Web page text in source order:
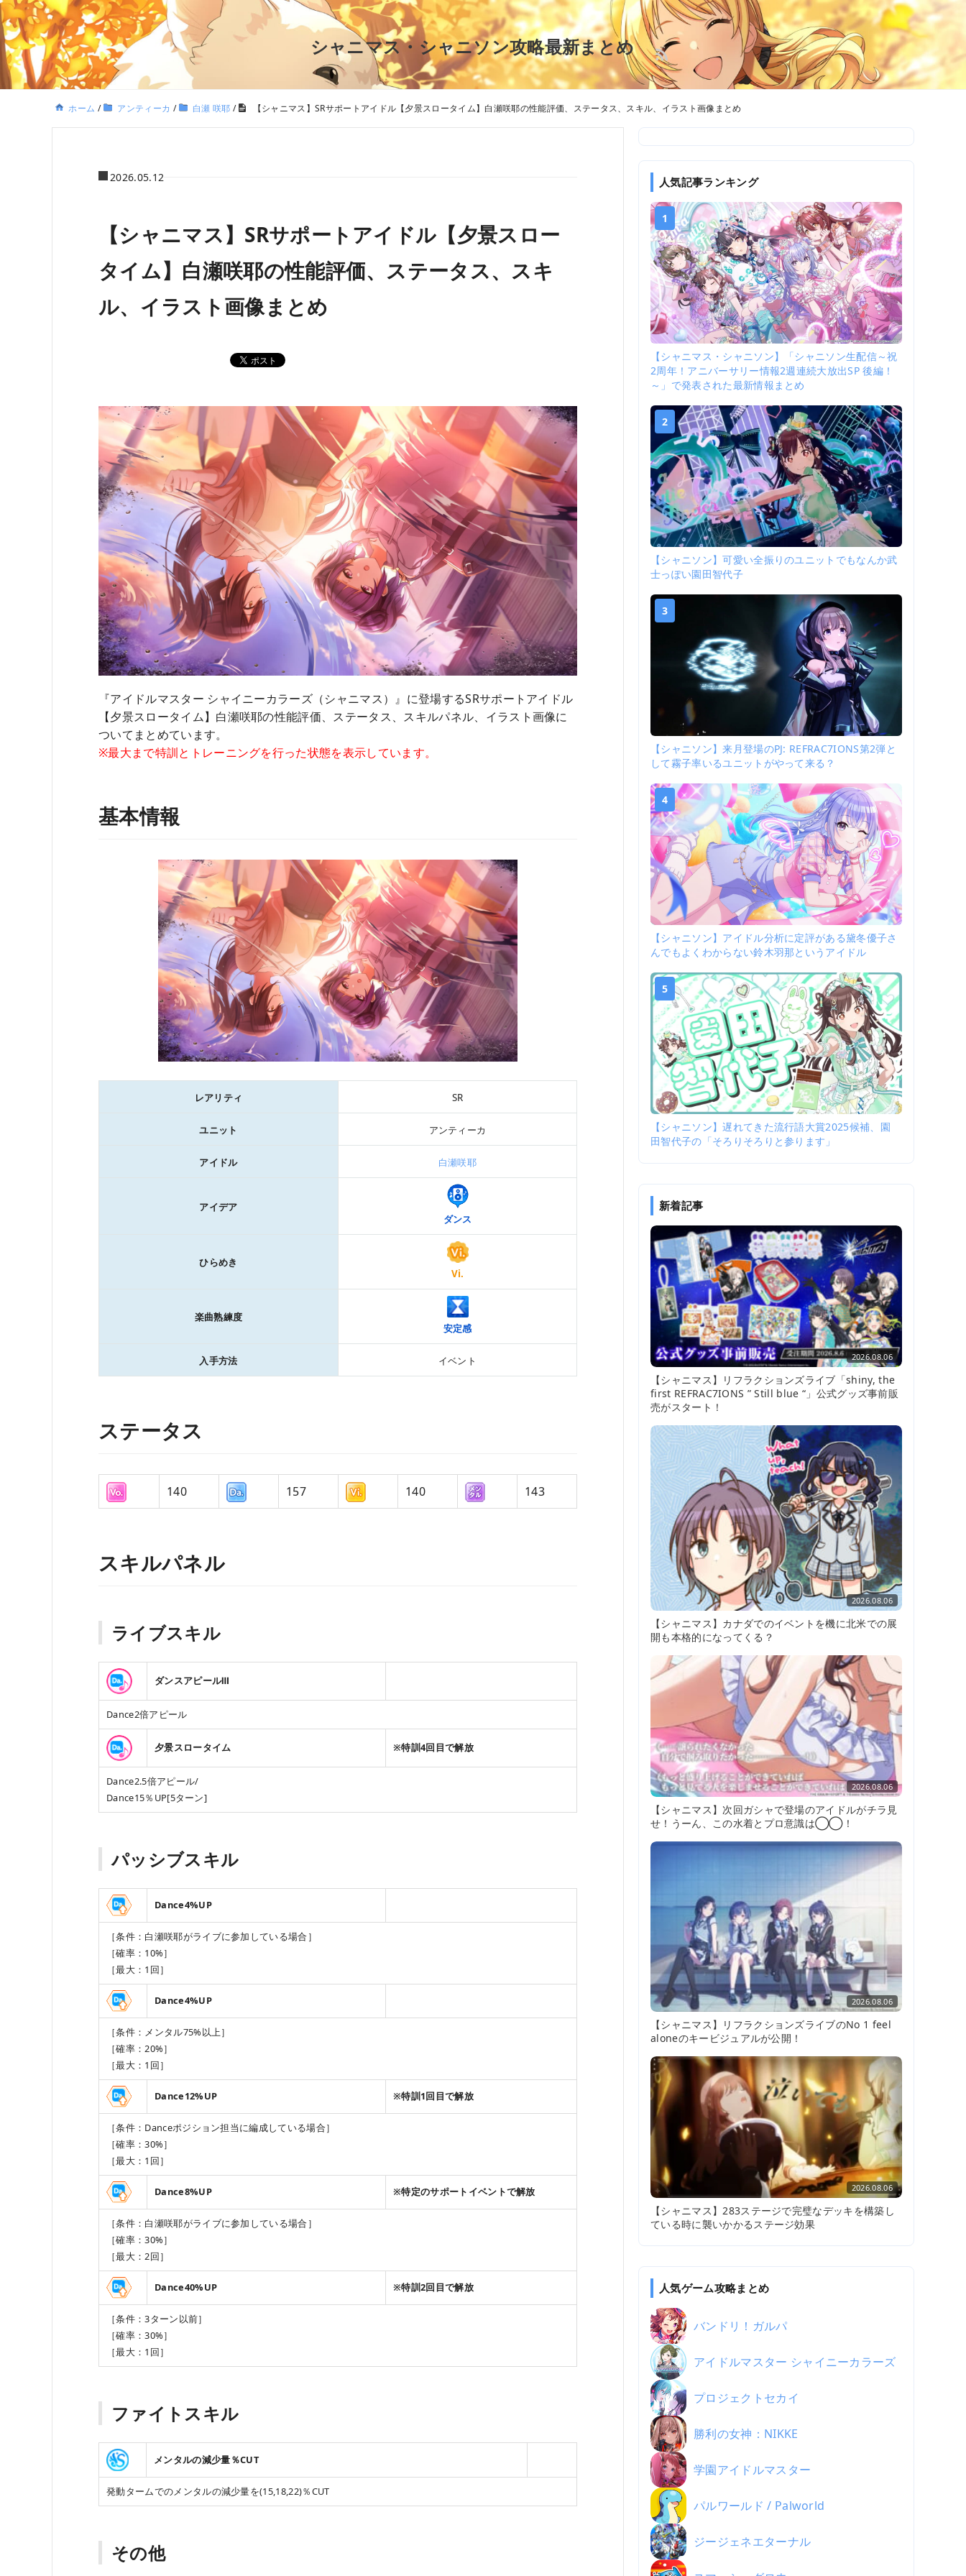
シャニマス・シャニソン攻略最新まとめ
ホーム / アンティーカ / 白瀬 咲耶 / 【シャニマス】SRサポートアイドル【夕景スロータイム】白瀬咲耶の性能評価、ステータス、スキル、イラスト画像まとめ
2026.05.12
【シャニマス】SRサポートアイドル【夕景スロー
タイム】白瀬咲耶の性能評価、ステータス、スキ
ル、イラスト画像まとめ
『アイドルマスター シャイニーカラーズ（シャニマス）』に登場するSRサポートアイドル
【夕景スロータイム】白瀬咲耶の性能評価、ステータス、スキルパネル、イラスト画像に
ついてまとめています。
※最大まで特訓とトレーニングを行った状態を表示しています。
基本情報
レアリティ SR
ユニット アンティーカ
アイドル 白瀬咲耶
アイデア
ダンス
ひらめき
Vi.
楽曲熟練度
安定感
入手方法 イベント
ステータス
140 157 140 143
スキルパネル
ライブスキル
ダンスアピールⅢ
Dance2倍アピール
夕景スロータイム ※特訓4回目で解放
Dance2.5倍アピール/
Dance15％UP[5ターン]
パッシブスキル
Dance4%UP
［条件：白瀬咲耶がライブに参加している場合］
［確率：10%］
［最大：1回］
Dance4%UP
［条件：メンタル75%以上］
［確率：20%］
［最大：1回］
Dance12%UP ※特訓1回目で解放
［条件：Danceポジション担当に編成している場合］
［確率：30%］
［最大：1回］
Dance8%UP ※特定のサポートイベントで解放
［条件：白瀬咲耶がライブに参加している場合］
［確率：30%］
［最大：2回］
Dance40%UP ※特訓2回目で解放
［条件：3ターン以前］
［確率：30%］
［最大：1回］
ファイトスキル
メンタルの減少量％CUT
発動タームでのメンタルの減少量を(15,18,22)％CUT
その他
人気記事ランキング
1
【シャニマス・シャニソン】「シャニソン生配信～祝
2周年！アニバーサリー情報2週連続大放出SP 後編！
～」で発表された最新情報まとめ
2
【シャニソン】可愛い全振りのユニットでもなんか武
士っぽい園田智代子
3
【シャニソン】来月登場のPJ: REFRAC7IONS第2弾と
して霧子率いるユニットがやって来る？
4
【シャニソン】アイドル分析に定評がある黛冬優子さ
んでもよくわからない鈴木羽那というアイドル
5
【シャニソン】遅れてきた流行語大賞2025候補、園
田智代子の「そろりそろりと参ります」
新着記事
2026.08.06
【シャニマス】リフラクションズライブ「shiny, the
first REFRAC7IONS ” Still blue “」公式グッズ事前販
売がスタート！
2026.08.06
【シャニマス】カナダでのイベントを機に北米での展
開も本格的になってくる？
2026.08.06
【シャニマス】次回ガシャで登場のアイドルがチラ見
せ！うーん、この水着とプロ意識は◯◯！
2026.08.06
【シャニマス】リフラクションズライブのNo 1 feel
aloneのキービジュアルが公開！
2026.08.06
【シャニマス】283ステージで完璧なデッキを構築し
ている時に襲いかかるステージ効果
人気ゲーム攻略まとめ
バンドリ！ガルパ
アイドルマスター シャイニーカラーズ
プロジェクトセカイ
勝利の女神：NIKKE
学園アイドルマスター
パルワールド / Palworld
ジージェネエターナル